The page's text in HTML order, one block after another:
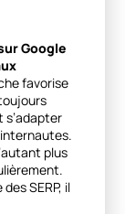
Google
favorise
plus
SERP, il